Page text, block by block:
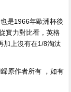
是1966年歐洲杯後
力對比看，英格
再加上沒有在1/8淘汰
歸原作者所有 ，如有